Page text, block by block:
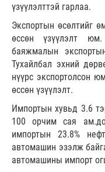
үзүүлэлттэй гарлаа.
Экспортын өсөлтийг
өссөн үзүүлэлт
баяжмалын
Тухайлбал эхний
нүүрс экспортолсон
өссөн үзүүлэлт.
Импортын хувьд 3.6
100 орчим сая
импортын 23.8%
автомашин эзэлж
автомашины импорт